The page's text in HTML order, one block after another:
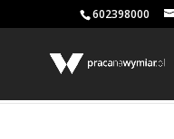
602398000